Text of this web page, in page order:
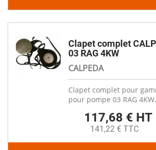
Clapet complet
03 RAG 4KW
CALPEDA
Clapet complet pour
pour pompe 03 RAG
117,68 € HT
141,22 € TTC